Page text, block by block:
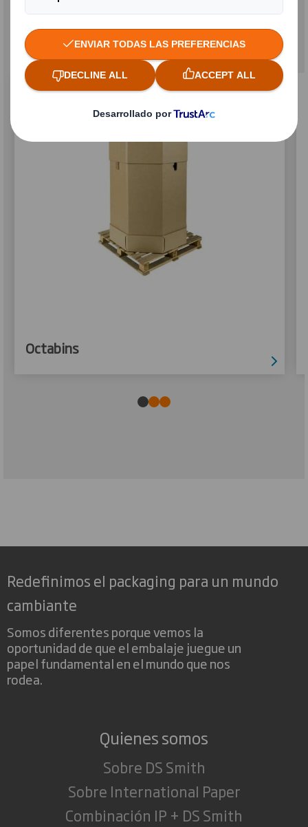
Productos relacionados
Octabins
Redefinimos el packaging para un mundo
cambiante
Somos diferentes porque vemos la
oportunidad de que el embalaje juegue un
papel fundamental en el mundo que nos
rodea.
Quienes somos
Sobre DS Smith
Sobre International Paper
Combinación IP + DS Smith